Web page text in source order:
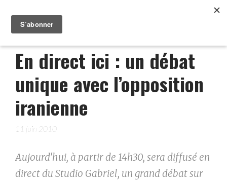
En direct ici : un débat
unique avec l’opposition
iranienne
11 juin 2010
Aujourd'hui, à partir de 14h30, sera diffusé en
direct du Studio Gabriel, un grand débat sur